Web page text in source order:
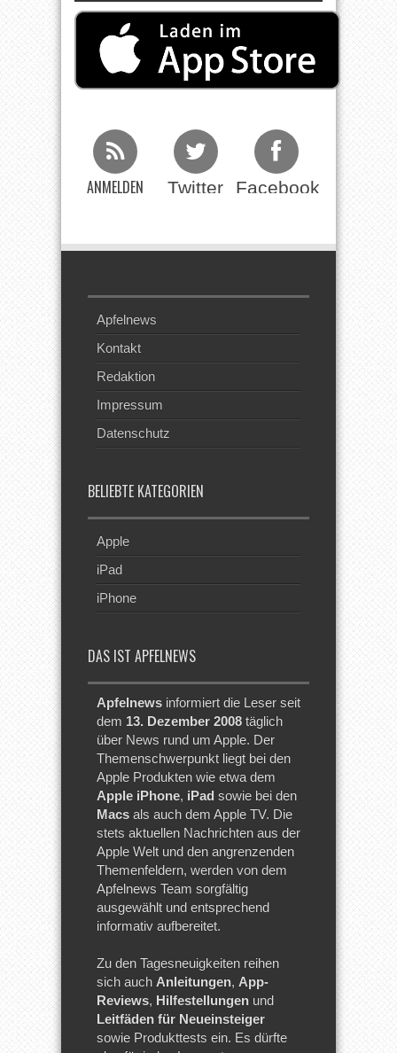
ANMELDEN Twitter Facebook
Apfelnews
Kontakt
Redaktion
Impressum
Datenschutz
BELIEBTE KATEGORIEN
Apple
iPad
iPhone
DAS IST APFELNEWS
Apfelnews informiert die Leser seit
dem 13. Dezember 2008 täglich
über News rund um Apple. Der
Themenschwerpunkt liegt bei den
Apple Produkten wie etwa dem
Apple iPhone, iPad sowie bei den
Macs als auch dem Apple TV. Die
stets aktuellen Nachrichten aus der
Apple Welt und den angrenzenden
Themenfeldern, werden von dem
Apfelnews Team sorgfältig
ausgewählt und entsprechend
informativ aufbereitet.
Zu den Tagesneuigkeiten reihen
sich auch Anleitungen, App-
Reviews, Hilfestellungen und
Leitfäden für Neueinsteiger
sowie Produkttests ein. Es dürfte